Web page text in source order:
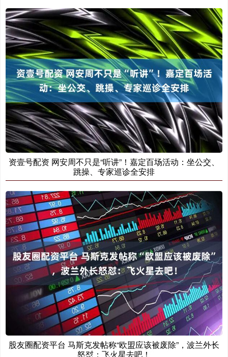
资壹号配资 网安周不只是“听讲”！嘉定百场活动：坐公交、
跳操、专家巡诊全安排
股友圈配资平台 马斯克发帖称“欧盟应该被废除”，波兰外长
怒怼：飞火星去吧！